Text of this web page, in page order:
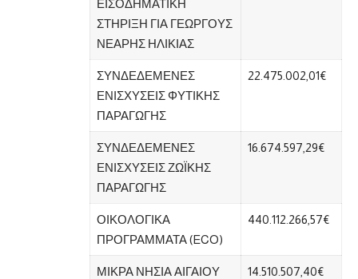
ΕΙΣΟΔΗΜΑΤΙΚΗ
ΣΤΗΡΙΞΗ ΓΙΑ ΓΕΩΡΓΟΥΣ
ΝΕΑΡΗΣ ΗΛΙΚΙΑΣ
ΣΥΝΔΕΔΕΜΕΝΕΣ
ΕΝΙΣΧΥΣΕΙΣ ΦΥΤΙΚΗΣ
ΠΑΡΑΓΩΓΗΣ
22.475.002,01€
ΣΥΝΔΕΔΕΜΕΝΕΣ
ΕΝΙΣΧΥΣΕΙΣ ΖΩΪΚΗΣ
ΠΑΡΑΓΩΓΗΣ
16.674.597,29€
ΟΙΚΟΛΟΓΙΚΑ
ΠΡΟΓΡΑΜΜΑΤΑ (ECO)
440.112.266,57€
ΜΙΚΡΑ ΝΗΣΙΑ ΑΙΓΑΙΟΥ
14.510.507,40€